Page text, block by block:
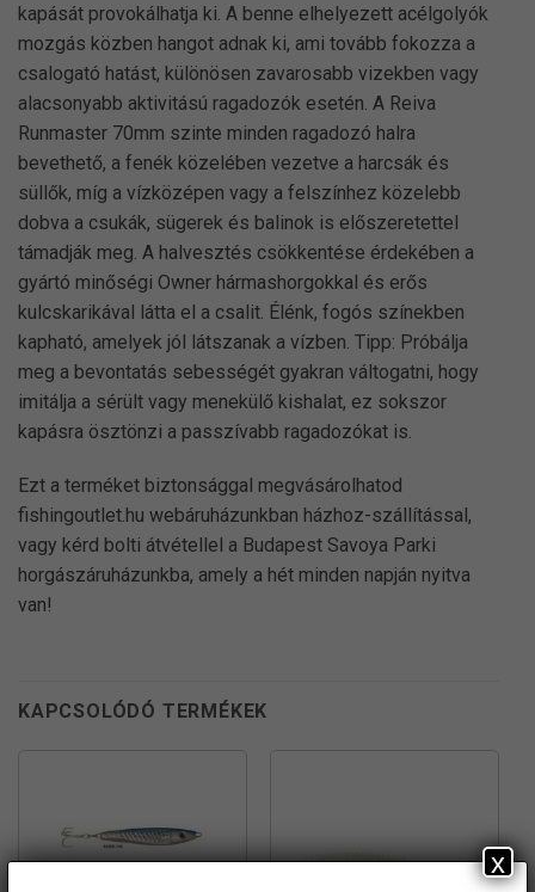
kapását provokálhatja ki. A benne elhelyezett acélgolyók
mozgás közben hangot adnak ki, ami tovább fokozza a
csalogató hatást, különösen zavarosabb vizekben vagy
alacsonyabb aktivitású ragadozók esetén. A Reiva
Runmaster 70mm szinte minden ragadozó halra
bevethető, a fenék közelében vezetve a harcsák és
süllők, míg a vízközépen vagy a felszínhez közelebb
dobva a csukák, sügerek és balinok is előszeretettel
támadják meg. A halvesztés csökkentése érdekében a
gyártó minőségi Owner hármashorgokkal és erős
kulcskarikával látta el a csalit. Élénk, fogós színekben
kapható, amelyek jól látszanak a vízben. Tipp: Próbálja
meg a bevontatás sebességét gyakran váltogatni, hogy
imitálja a sérült vagy menekülő kishalat, ez sokszor
kapásra ösztönzi a passzívabb ragadozókat is.
Ezt a terméket biztonsággal megvásárolhatod
fishingoutlet.hu webáruházunkban házhoz-szállítással,
vagy kérd bolti átvétellel a Budapest Savoya Parki
horgászáruházunkba, amely a hét minden napján nyitva
van!
KAPCSOLÓDÓ TERMÉKEK
x